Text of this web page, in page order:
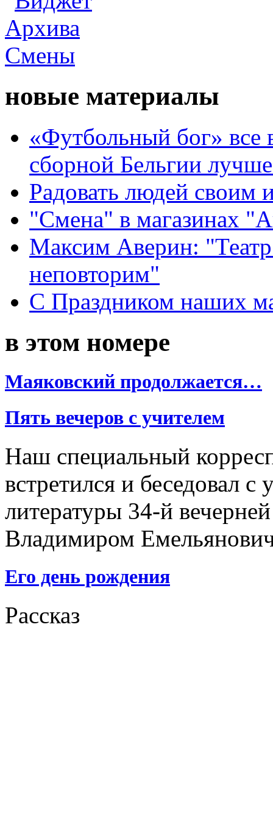
новые материалы
«Футбольный бог» все
сборной Бельгии
Радовать людей своим
"Смена" в магазинах
Максим Аверин:
неповторим"
С Праздником наших
в этом номере
Маяковский продолжается…
Пять вечеров с учителем
Наш специальный
встретился и беседовал с
литературы 34-й
Владимиром
Его день рождения
Рассказ